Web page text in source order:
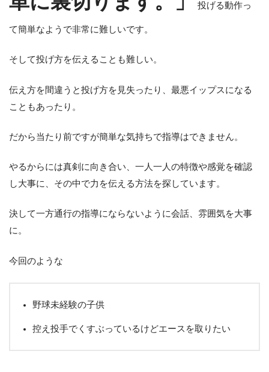
投げる動作っ
て簡単なようで非常に難しいです。
そして投げ方を伝えることも難しい。
伝え方を間違うと投げ方を見失ったり、最悪イップスになる
こともあったり。
だから当たり前ですが簡単な気持ちで指導はできません。
やるからには真剣に向き合い、一人一人の特徴や感覚を確認
し大事に、その中で力を伝える方法を探しています。
決して一方通行の指導にならないように会話、雰囲気を大事
に。
今回のような
野球未経験の子供
控え投手でくすぶっているけどエースを取りたい